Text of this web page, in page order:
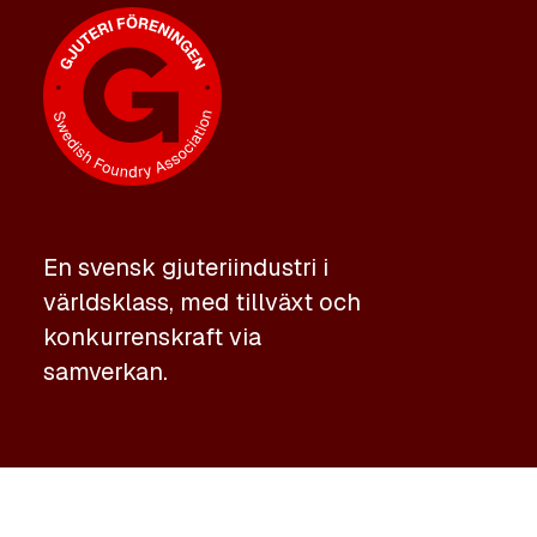
En svensk gjuteriindustri i
världsklass, med tillväxt och
konkurrenskraft via
samverkan.